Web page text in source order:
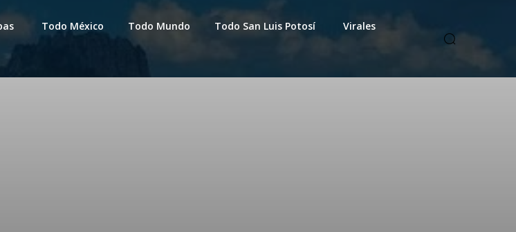
Todo México Todo Mundo Todo San Luis Potosí
Virales